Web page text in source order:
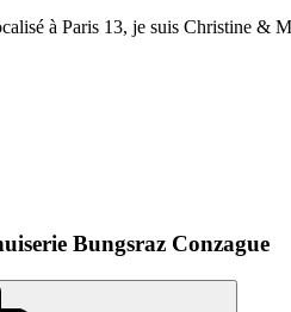
à Paris 13, je suis Christine &
Bungsraz Conzague